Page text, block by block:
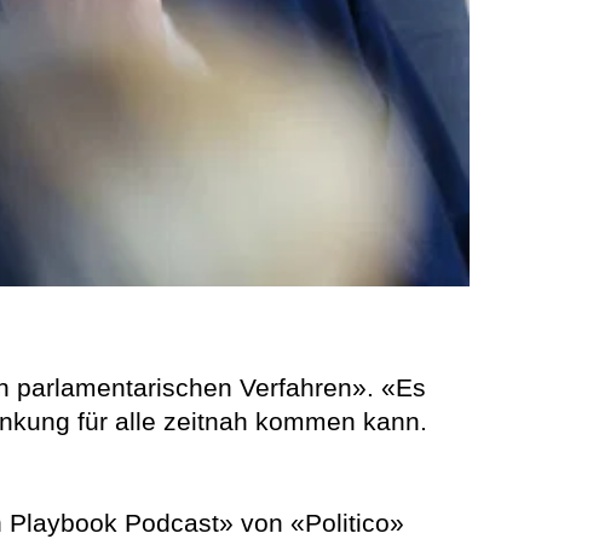
parlamentarischen Verfahren». «Es
für alle zeitnah kommen kann.
Podcast» von «Politico»